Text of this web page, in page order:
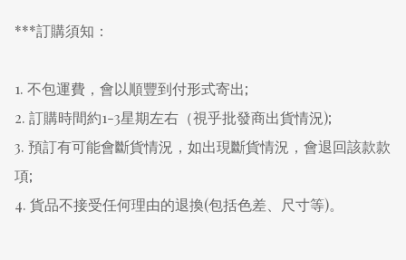
***訂購須知：
1. 不包運費，會以順豐到付形式寄出;
2. 訂購時間約1-3星期左右（視乎批發商出貨情況);
3. 預訂有可能會斷貨情況，如出現斷貨情況，會退回該款款
項;
4. 貨品不接受任何理由的退換(包括色差、尺寸等)。